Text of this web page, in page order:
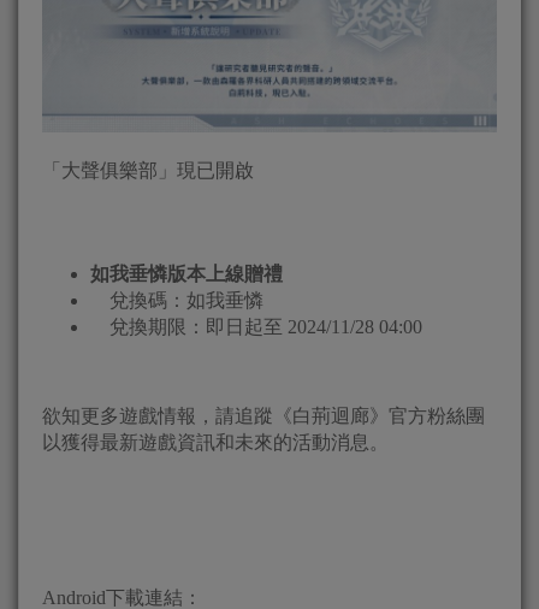
「大聲俱樂部」現已開啟
如我垂憐版本上線贈禮
兌換碼：如我垂憐
兌換期限：即日起至 2024/11/28 04:00
欲知更多遊戲情報，請追蹤《白荊迴廊》官方粉絲團
以獲得最新遊戲資訊和未來的活動消息。
Android下載連結：